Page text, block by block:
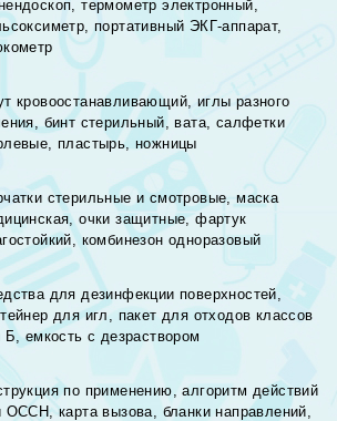
термометр электронный,
портативный ЭКГ-аппарат,
кровоостанавливающий, иглы разного
бинт стерильный, вата, салфетки
пластырь, ножницы
стерильные и смотровые, маска
очки защитные, фартук
комбинезон одноразовый
для дезинфекции поверхностей,
для игл, пакет для отходов классов
емкость с дезраствором
по применению, алгоритм действий
ОССН, карта вызова, бланки направлений,